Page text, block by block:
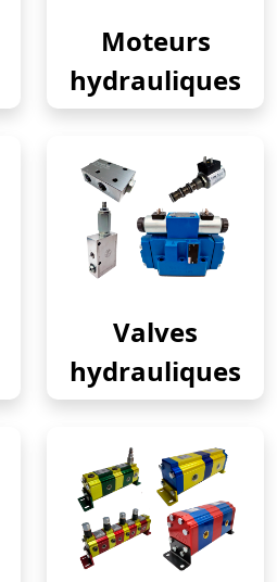
Moteurs
hydrauliques
Valves
hydrauliques